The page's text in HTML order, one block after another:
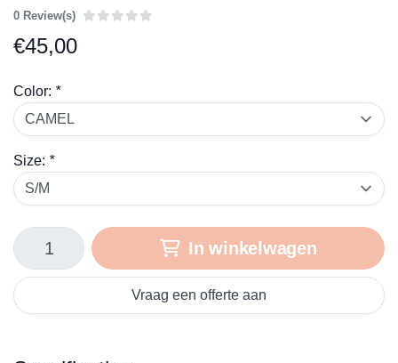
0 Review(s)
€45,00
Color: *
Size: *
In winkelwagen
Vraag een offerte aan